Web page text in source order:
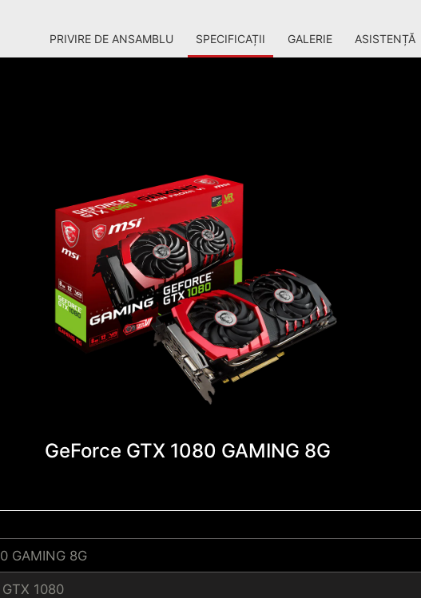
PRIVIRE DE ANSAMBLU SPECIFICAȚII GALERIE ASISTENȚĂ
GeForce GTX 1080 GAMING 8G
GAMING 8G
1080